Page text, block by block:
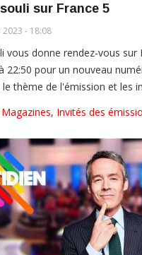
sur France 5
- 18:08
vous donne rendez-vous sur
22:50 pour un nouveau
le thème de l'émission et les
Magazines, Invités des